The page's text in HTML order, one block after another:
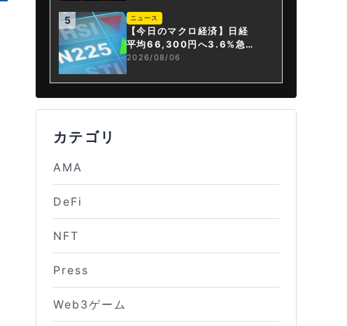
5 ニュース
【今日のマクロ経済】日経
平均66,300円へ3.6%急騰
もAI投資回収懸念が再燃
2026/08/06
カテゴリ
AMA
DeFi
NFT
Press
Web3ゲーム